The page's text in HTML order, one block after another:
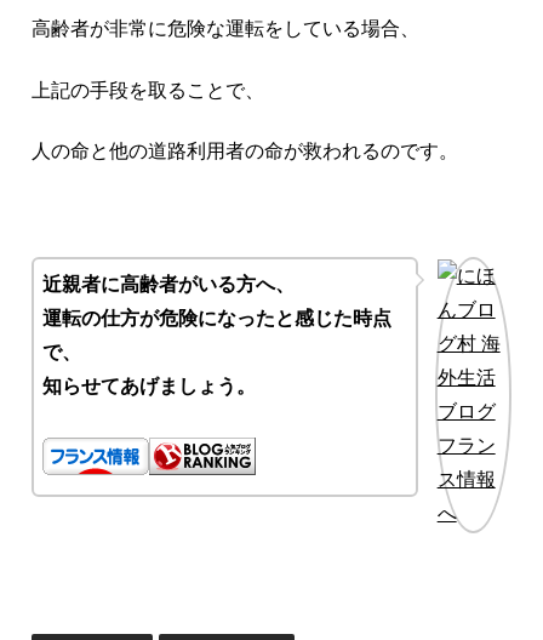
高齢者が非常に危険な運転をしている場合、
上記の手段を取ることで、
人の命と他の道路利用者の命が救われるのです。
近親者に高齢者がいる方へ、
運転の仕方が危険になったと感じた時点
で、
知らせてあげましょう。